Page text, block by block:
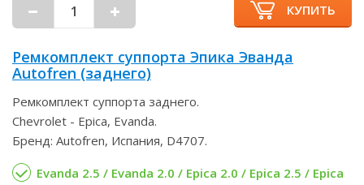
КУПИТЬ
Ремкомплект суппорта Эпика Эванда
Autofren (заднего)
Ремкомплект суппорта заднего.
Chevrolet - Epica, Evanda.
Бренд: Autofren, Испания, D4707.
Evanda 2.5 / Evanda 2.0 / Epica 2.0 / Epica 2.5 / Epica